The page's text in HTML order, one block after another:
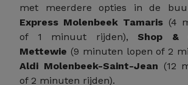
met meerdere opties in de
Express Molenbeek Tamaris (4
of 1 minuut rijden), Shop &
Mettewie (9 minuten lopen of 2
Aldi Molenbeek-Saint-Jean (12
of 2 minuten rijden).